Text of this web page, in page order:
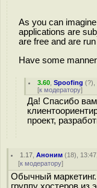
As you can
applications are
are free and are
Have some
3.60 ,Spoofing (?),
[к модератору]
Да! Спасибо вам
проект,
1.17 ,Аноним (18),
[к модератору]
Обычный маркетинг.